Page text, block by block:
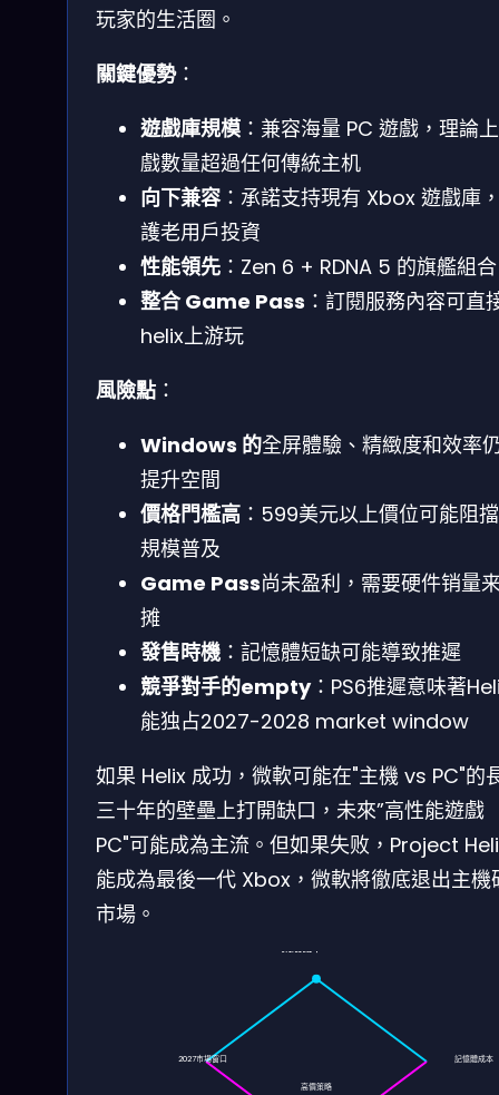
玩家的生活圈。
關鍵優勢：
遊戲庫規模 ：兼容海量 PC 遊戲，理論
戲數量超過任何傳統主机
向下兼容 ：承諾支持現有 Xbox 遊戲庫
護老用戶投資
性能領先 ：Zen 6 + RDNA 5 的旗艦組合
整合 Game Pass ：訂閱服務內容可直
helix上游玩
風險點 ：
Windows 的全屏體驗、精緻度和效率
提升空間
價格門檻高 ：599美元以上價位可能阻
規模普及
Game Pass尚未盈利，需要硬件销量
摊
發售時機 ：記憶體短缺可能導致推遲
競爭對手的empty：PS6推遲意味著
能独占2027-2028 market window
如果 Helix 成功，微軟可能在"主機 vs PC"的
三十年的壁壘上打開缺口，未來”高性能遊戲
PC"可能成為主流。但如果失败，Project
能成為最後一代 Xbox，微軟將徹底退出主機
市場。
2027市場窗口 記憶體成本
高價策略